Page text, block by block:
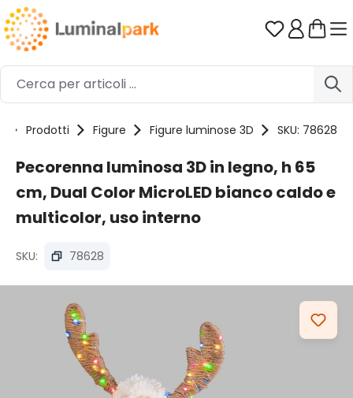
Passa al contenuto principale Hai 0
Prodotti Figure Figure luminose 3D SKU: 78628
Pecorenna luminosa 3D in legno, h 65
cm, Dual Color MicroLED bianco caldo e
multicolor, uso interno
SKU: 78628